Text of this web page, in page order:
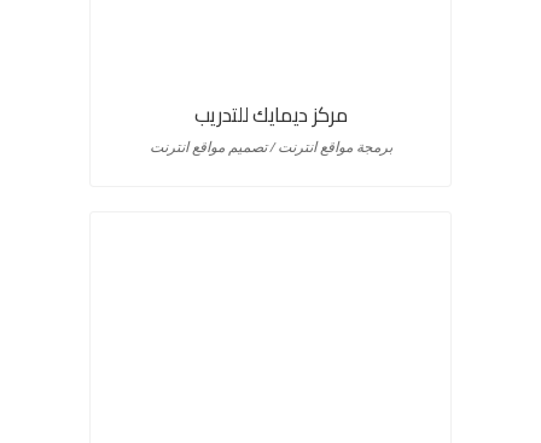
مركز ديمايك للتدريب
برمجة مواقع انترنت / تصميم مواقع انترنت